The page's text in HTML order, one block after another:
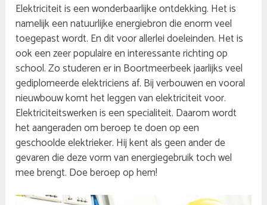
Elektriciteit is een wonderbaarlijke ontdekking. Het is
namelijk een natuurlijke energiebron die enorm veel
toegepast wordt. En dit voor allerlei doeleinden. Het is
ook een zeer populaire en interessante richting op
school. Zo studeren er in Boortmeerbeek jaarlijks veel
gediplomeerde elektriciens af. Bij verbouwen en vooral
nieuwbouw komt het leggen van elektriciteit voor.
Elektriciteitswerken is een specialiteit. Daarom wordt
het aangeraden om beroep te doen op een
geschoolde elektrieker. Hij kent als geen ander de
gevaren die deze vorm van energiegebruik toch wel
mee brengt. Doe beroep op hem!